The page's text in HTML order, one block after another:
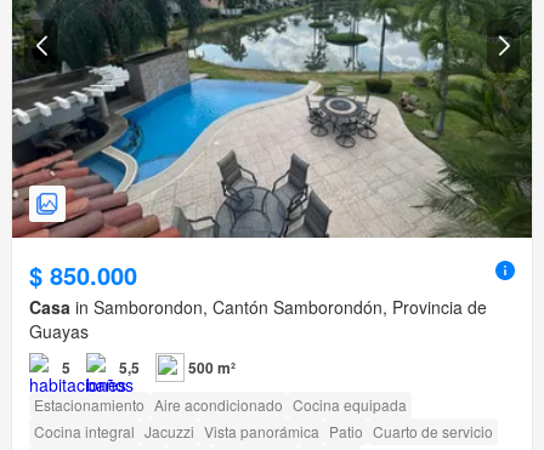
$ 850.000
Casa in Samborondon, Cantón Samborondón, Provincia de
Guayas
5 5,5 500 m²
Estacionamiento Aire acondicionado Cocina equipada
Cocina integral Jacuzzi Vista panorámica Patio Cuarto de servicio